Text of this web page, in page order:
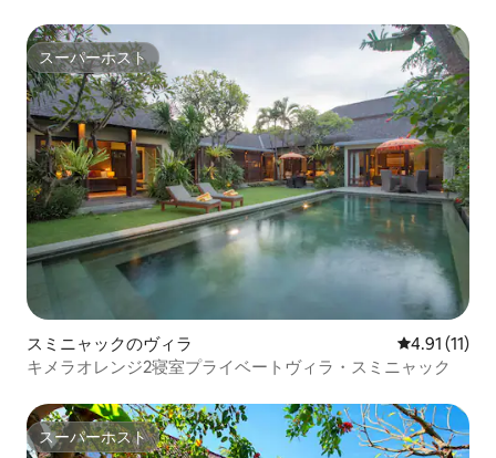
スーパーホスト
スーパーホスト
スミニャックのヴィラ レビュー11
4.91 (11)
キメラオレンジ2寝室プライベートヴィラ・スミニャック
スーパーホスト
スーパーホスト